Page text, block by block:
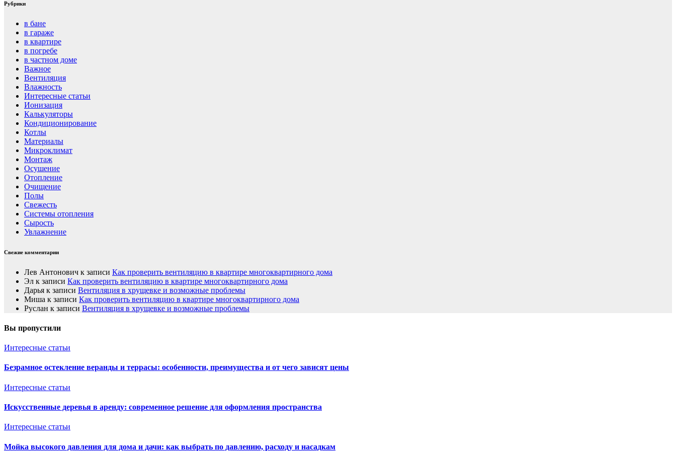
Рубрики
в бане
в гараже
в квартире
в погребе
в частном доме
Важное
Вентиляция
Влажность
Интересные статьи
Ионизация
Калькуляторы
Кондиционирование
Котлы
Материалы
Микроклимат
Монтаж
Осушение
Отопление
Очищение
Полы
Свежесть
Системы отопления
Сырость
Увлажнение
Свежие комментарии
Лев Антонович к записи Как проверить вентиляцию в квартире многоквартирного дома
Эл к записи Как проверить вентиляцию в квартире многоквартирного дома
Дарья к записи Вентиляция в хрущевке и возможные проблемы
Миша к записи Как проверить вентиляцию в квартире многоквартирного дома
Руслан к записи Вентиляция в хрущевке и возможные проблемы
Вы пропустили
Интересные статьи
Безрамное остекление веранды и террасы: особенности, преимущества и от чего зависят цены
Интересные статьи
Искусственные деревья в аренду: современное решение для оформления пространства
Интересные статьи
Мойка высокого давления для дома и дачи: как выбрать по давлению, расходу и насадкам